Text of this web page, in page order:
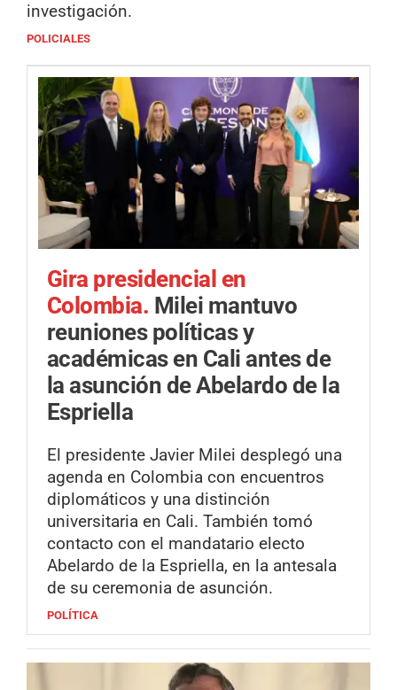
investigación.
POLICIALES
Gira presidencial en
Colombia. Milei mantuvo
reuniones políticas y
académicas en Cali antes de
la asunción de Abelardo de la
Espriella
El presidente Javier Milei desplegó una
agenda en Colombia con encuentros
diplomáticos y una distinción
universitaria en Cali. También tomó
contacto con el mandatario electo
Abelardo de la Espriella, en la antesala
de su ceremonia de asunción.
POLÍTICA